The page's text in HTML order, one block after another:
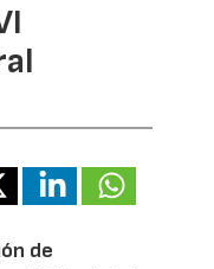
de